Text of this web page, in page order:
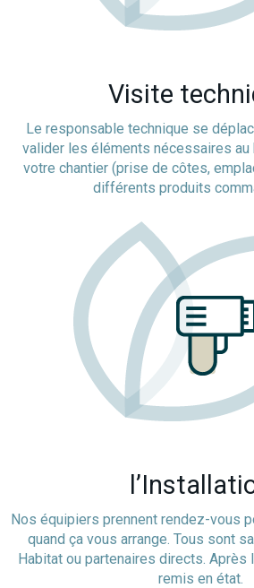
Visite
Le responsable technique se
valider les éléments nécessaires au
votre chantier (prise de côtes,
différents produits
Nos équipiers prennent rendez-vous
quand ça vous arrange. Tous sont
Habitat ou partenaires directs. Après
remis en état.